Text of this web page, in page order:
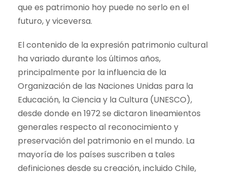
que es patrimonio hoy puede no serlo en el
futuro, y viceversa.
El contenido de la expresión patrimonio cultural
ha variado durante los últimos años,
principalmente por la influencia de la
Organización de las Naciones Unidas para la
Educación, la Ciencia y la Cultura (UNESCO),
desde donde en 1972 se dictaron lineamientos
generales respecto al reconocimiento y
preservación del patrimonio en el mundo. La
mayoría de los países suscriben a tales
definiciones desde su creación, incluido Chile,